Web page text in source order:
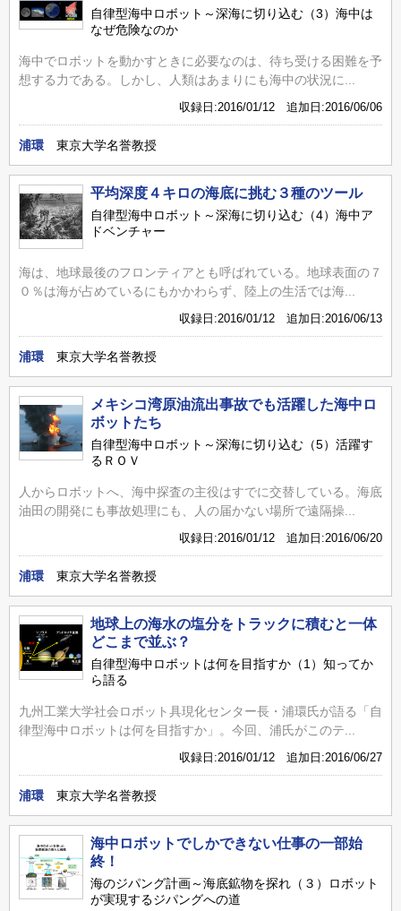
自律型海中ロボット～深海に切り込む（3）海中は
なぜ危険なのか
海中でロボットを動かすときに必要なのは、待ち受ける困難を予
想する力である。しかし、人類はあまりにも海中の状況に...
収録日:2016/01/12 追加日:2016/06/06
浦環 東京大学名誉教授
平均深度４キロの海底に挑む３種のツール
自律型海中ロボット～深海に切り込む（4）海中ア
ドベンチャー
海は、地球最後のフロンティアとも呼ばれている。地球表面の７
０％は海が占めているにもかかわらず、陸上の生活では海...
収録日:2016/01/12 追加日:2016/06/13
浦環 東京大学名誉教授
メキシコ湾原油流出事故でも活躍した海中ロ
ボットたち
自律型海中ロボット～深海に切り込む（5）活躍す
るＲＯＶ
人からロボットへ、海中探査の主役はすでに交替している。海底
油田の開発にも事故処理にも、人の届かない場所で遠隔操...
収録日:2016/01/12 追加日:2016/06/20
浦環 東京大学名誉教授
地球上の海水の塩分をトラックに積むと一体
どこまで並ぶ？
自律型海中ロボットは何を目指すか（1）知ってか
ら語る
九州工業大学社会ロボット具現化センター長・浦環氏が語る「自
律型海中ロボットは何を目指すか」。今回、浦氏がこのテ...
収録日:2016/01/12 追加日:2016/06/27
浦環 東京大学名誉教授
海中ロボットでしかできない仕事の一部始
終！
海のジパング計画～海底鉱物を探れ（３）ロボット
が実現するジパングへの道